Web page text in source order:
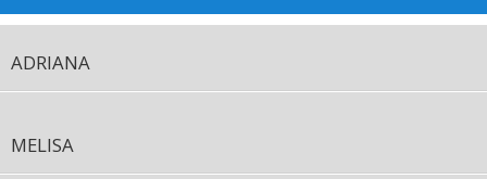
ADRIANA
MELISA